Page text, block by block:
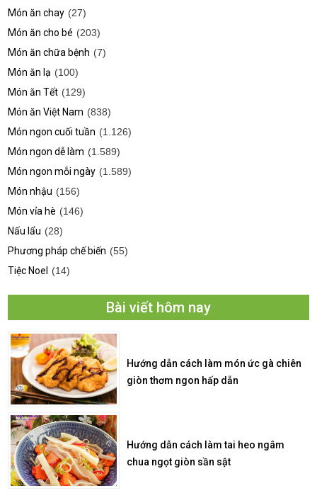
Món ăn chay (27)
Món ăn cho bé (203)
Món ăn chữa bệnh (7)
Món ăn lạ (100)
Món ăn Tết (129)
Món ăn Việt Nam (838)
Món ngon cuối tuần (1.126)
Món ngon dễ làm (1.589)
Món ngon mỗi ngày (1.589)
Món nhậu (156)
Món vỉa hè (146)
Nấu lẩu (28)
Phương pháp chế biến (55)
Tiệc Noel
(14)
Bài viết hôm nay
Hướng dẫn cách làm món ức gà chiên
giòn thơm ngon hấp dẫn
Hướng dẫn cách làm tai heo ngâm
chua ngọt giòn sần sật